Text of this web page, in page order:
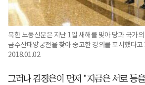
북한 노동신문은 지난 1일 새해를 맞아 당과 국가
금수산태양궁전을 찾아 숭고한 경의를 표시했다고
2018.01.02.
그러나 김정은이 먼저 "지금은 서로 등